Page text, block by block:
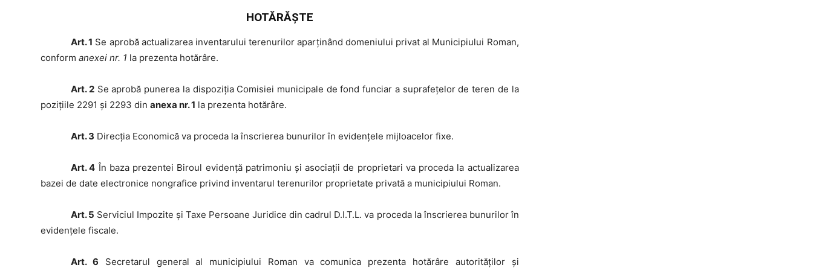
HOTĂRĂŞTE
Art. 1 Se aprobă actualizarea inventarului terenurilor aparținând domeniului privat al Municipiului Roman,
conformanexei nr. 1 la prezenta hotărâre.
Art. 2Se aprobă punerea la dispoziția Comisiei municipale de fond funciar a suprafețelor de teren de la
pozițiile 2291 și 2293 dinanexa nr. 1 la prezenta hotărâre.
Art. 3 Direcţia Economică va proceda la înscrierea bunurilor în evidențele mijloacelor fixe.
Art. 4 În baza prezentei Biroul evidență patrimoniu și asociații de proprietari va proceda la actualizarea
bazei de date electronice nongrafice privind inventarul terenurilor proprietate privată a municipiului Roman.
Art. 5 Serviciul Impozite și Taxe Persoane Juridice din cadrul D.I.T.L. va proceda la înscrierea bunurilor în
evidențele fiscale.
Art. 6 Secretarul general al municipiului Roman va comunica prezenta hotărâre autorităţilor şi